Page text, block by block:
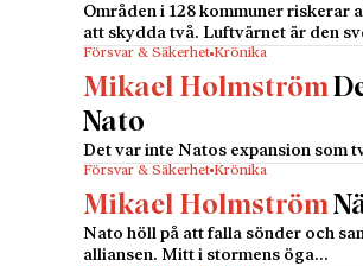
Områden i 128 kommuner riskerar
att skydda två. Luftvärnet är den
Försvar & Säkerhet Krönika
Mikael Holmström
Nato
Det var inte Natos expansion som
Försvar & Säkerhet Krönika
Mikael Holmström
Nato höll på att falla sönder och
alliansen. Mitt i stormens öga…